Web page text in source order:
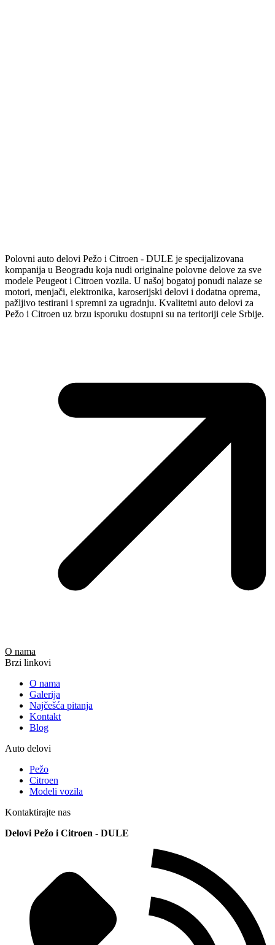
Polovni auto delovi Pežo i Citroen - DULE je specijalizovana
kompanija u Beogradu koja nudi originalne polovne delove za sve
modele Peugeot i Citroen vozila. U našoj bogatoj ponudi nalaze se
motori, menjači, elektronika, karoserijski delovi i dodatna oprema,
pažljivo testirani i spremni za ugradnju. Kvalitetni auto delovi za
Pežo i Citroen uz brzu isporuku dostupni su na teritoriji cele Srbije.
O nama
Brzi linkovi
O nama
Galerija
Najčešća pitanja
Kontakt
Blog
Auto delovi
Pežo
Citroen
Modeli vozila
Kontaktirajte nas
Delovi Pežo i Citroen - DULE